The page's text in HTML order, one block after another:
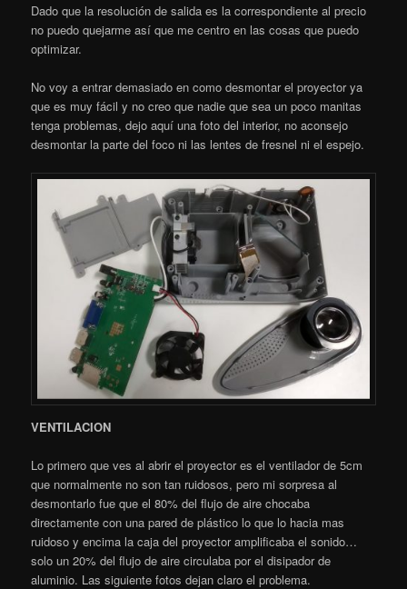
Dado que la resolución de salida es la correspondiente al precio
no puedo quejarme así que me centro en las cosas que puedo
optimizar.
No voy a entrar demasiado en como desmontar el proyector ya
que es muy fácil y no creo que nadie que sea un poco manitas
tenga problemas, dejo aquí una foto del interior, no aconsejo
desmontar la parte del foco ni las lentes de fresnel ni el espejo.
VENTILACION
Lo primero que ves al abrir el proyector es el ventilador de 5cm
que normalmente no son tan ruidosos, pero mi sorpresa al
desmontarlo fue que el 80% del flujo de aire chocaba
directamente con una pared de plástico lo que lo hacia mas
ruidoso y encima la caja del proyector amplificaba el sonido…
solo un 20% del flujo de aire circulaba por el disipador de
aluminio. Las siguiente fotos dejan claro el problema.